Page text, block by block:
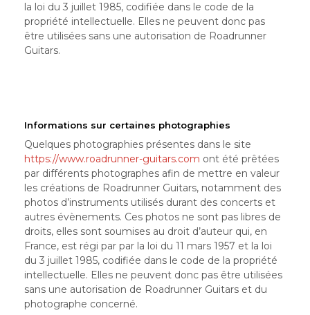
la loi du 3 juillet 1985, codifiée dans le code de la
propriété intellectuelle. Elles ne peuvent donc pas
être utilisées sans une autorisation de Roadrunner
Guitars.
Informations sur certaines photographies
Quelques photographies présentes dans le site
https://www.roadrunner-guitars.com ont été prêtées
par différents photographes afin de mettre en valeur
les créations de Roadrunner Guitars, notamment des
photos d’instruments utilisés durant des concerts et
autres évènements. Ces photos ne sont pas libres de
droits, elles sont soumises au droit d’auteur qui, en
France, est régi par par la loi du 11 mars 1957 et la loi
du 3 juillet 1985, codifiée dans le code de la propriété
intellectuelle. Elles ne peuvent donc pas être utilisées
sans une autorisation de Roadrunner Guitars et du
photographe concerné.